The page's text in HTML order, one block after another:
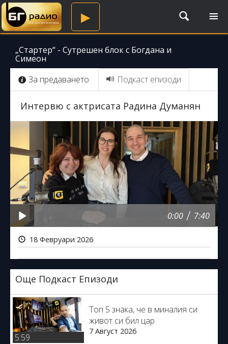
▶
„Стартер“ - Сутрешен блок с Богдана и
Симеон
За предаването
Подкаст епизоди
Интервю с актрисата Радина Думанян
0:00 / 7:40
18 Февруари 2026
Още Подкаст Епизоди
5:59
Топ 5 знака, че в миналия си
живот си бил цар
7 Август 2026